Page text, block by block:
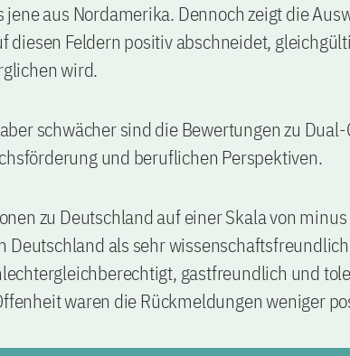
jene aus Nordamerika. Dennoch zeigt die
diesen Feldern positiv abschneidet,
wird.
schwächer sind die Bewertungen zu
und beruflichen Perspektiven.
zu Deutschland auf einer Skala von
Deutschland als sehr
gastfreundlich und
waren die Rückmeldungen weniger